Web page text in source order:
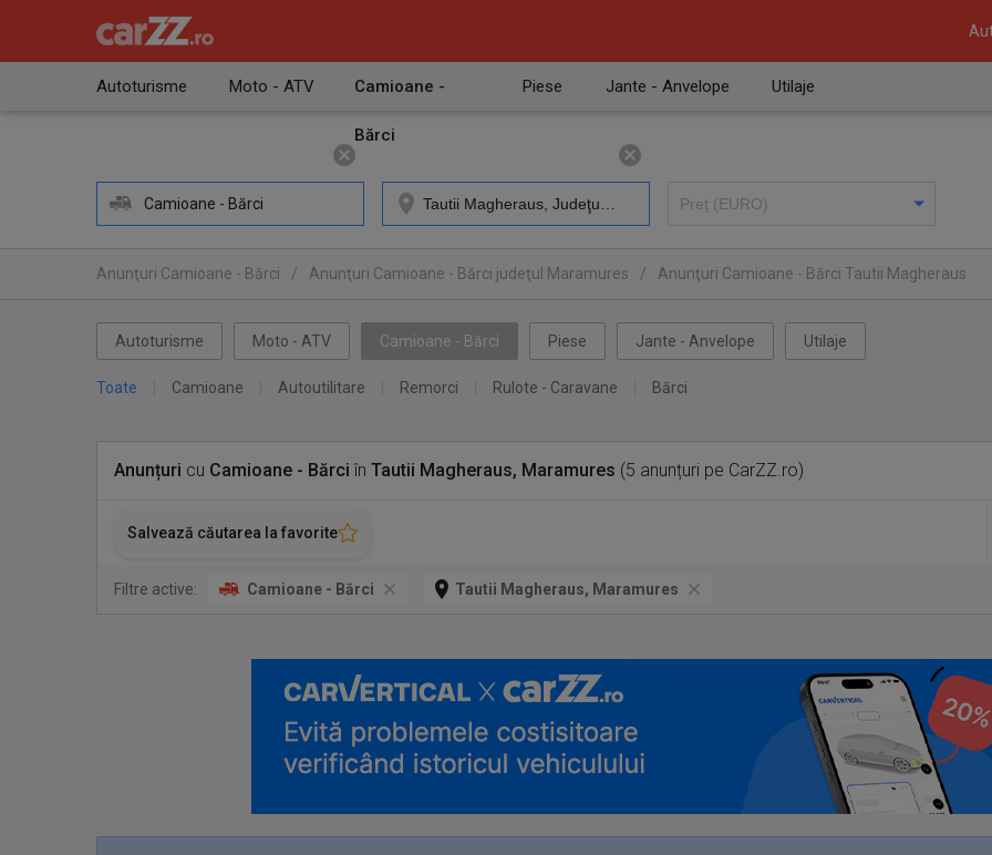
Autoturisme Moto - ATV Camioane -
Bărci
Piese Jante - Anvelope Utilaje
Camioane - Bărci
Anunţuri Camioane - Bărci / Anunţuri Camioane - Bărci judeţul Maramures / Anunţuri Camioane - Bărci Tautii Magheraus
Autoturisme Moto - ATV Camioane - Bărci Piese Jante - Anvelope Utilaje
Toate Camioane Autoutilitare Remorci Rulote - Caravane Bărci
Anunțuri cu Camioane - Bărci în Tautii Magheraus, Maramures (5 anunțuri pe CarZZ.ro)
Salvează căutarea la favorite
Filtre active: Camioane - Bărci Tautii Magheraus, Maramures